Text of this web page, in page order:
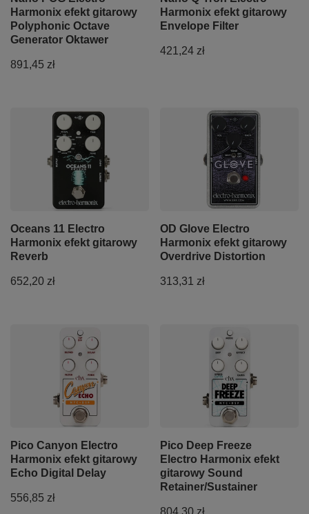
Harmonix efekt gitarowy
Polyphonic Octave
Generator Oktawer
891,45 zł
Harmonix efekt gitarowy
Envelope Filter
421,24 zł
Oceans 11 Electro
Harmonix efekt gitarowy
Reverb
652,20 zł
OD Glove Electro
Harmonix efekt gitarowy
Overdrive Distortion
313,31 zł
Pico Canyon Electro
Harmonix efekt gitarowy
Echo Digital Delay
556,85 zł
Pico Deep Freeze
Electro Harmonix efekt
gitarowy Sound
Retainer/Sustainer
804,30 zł